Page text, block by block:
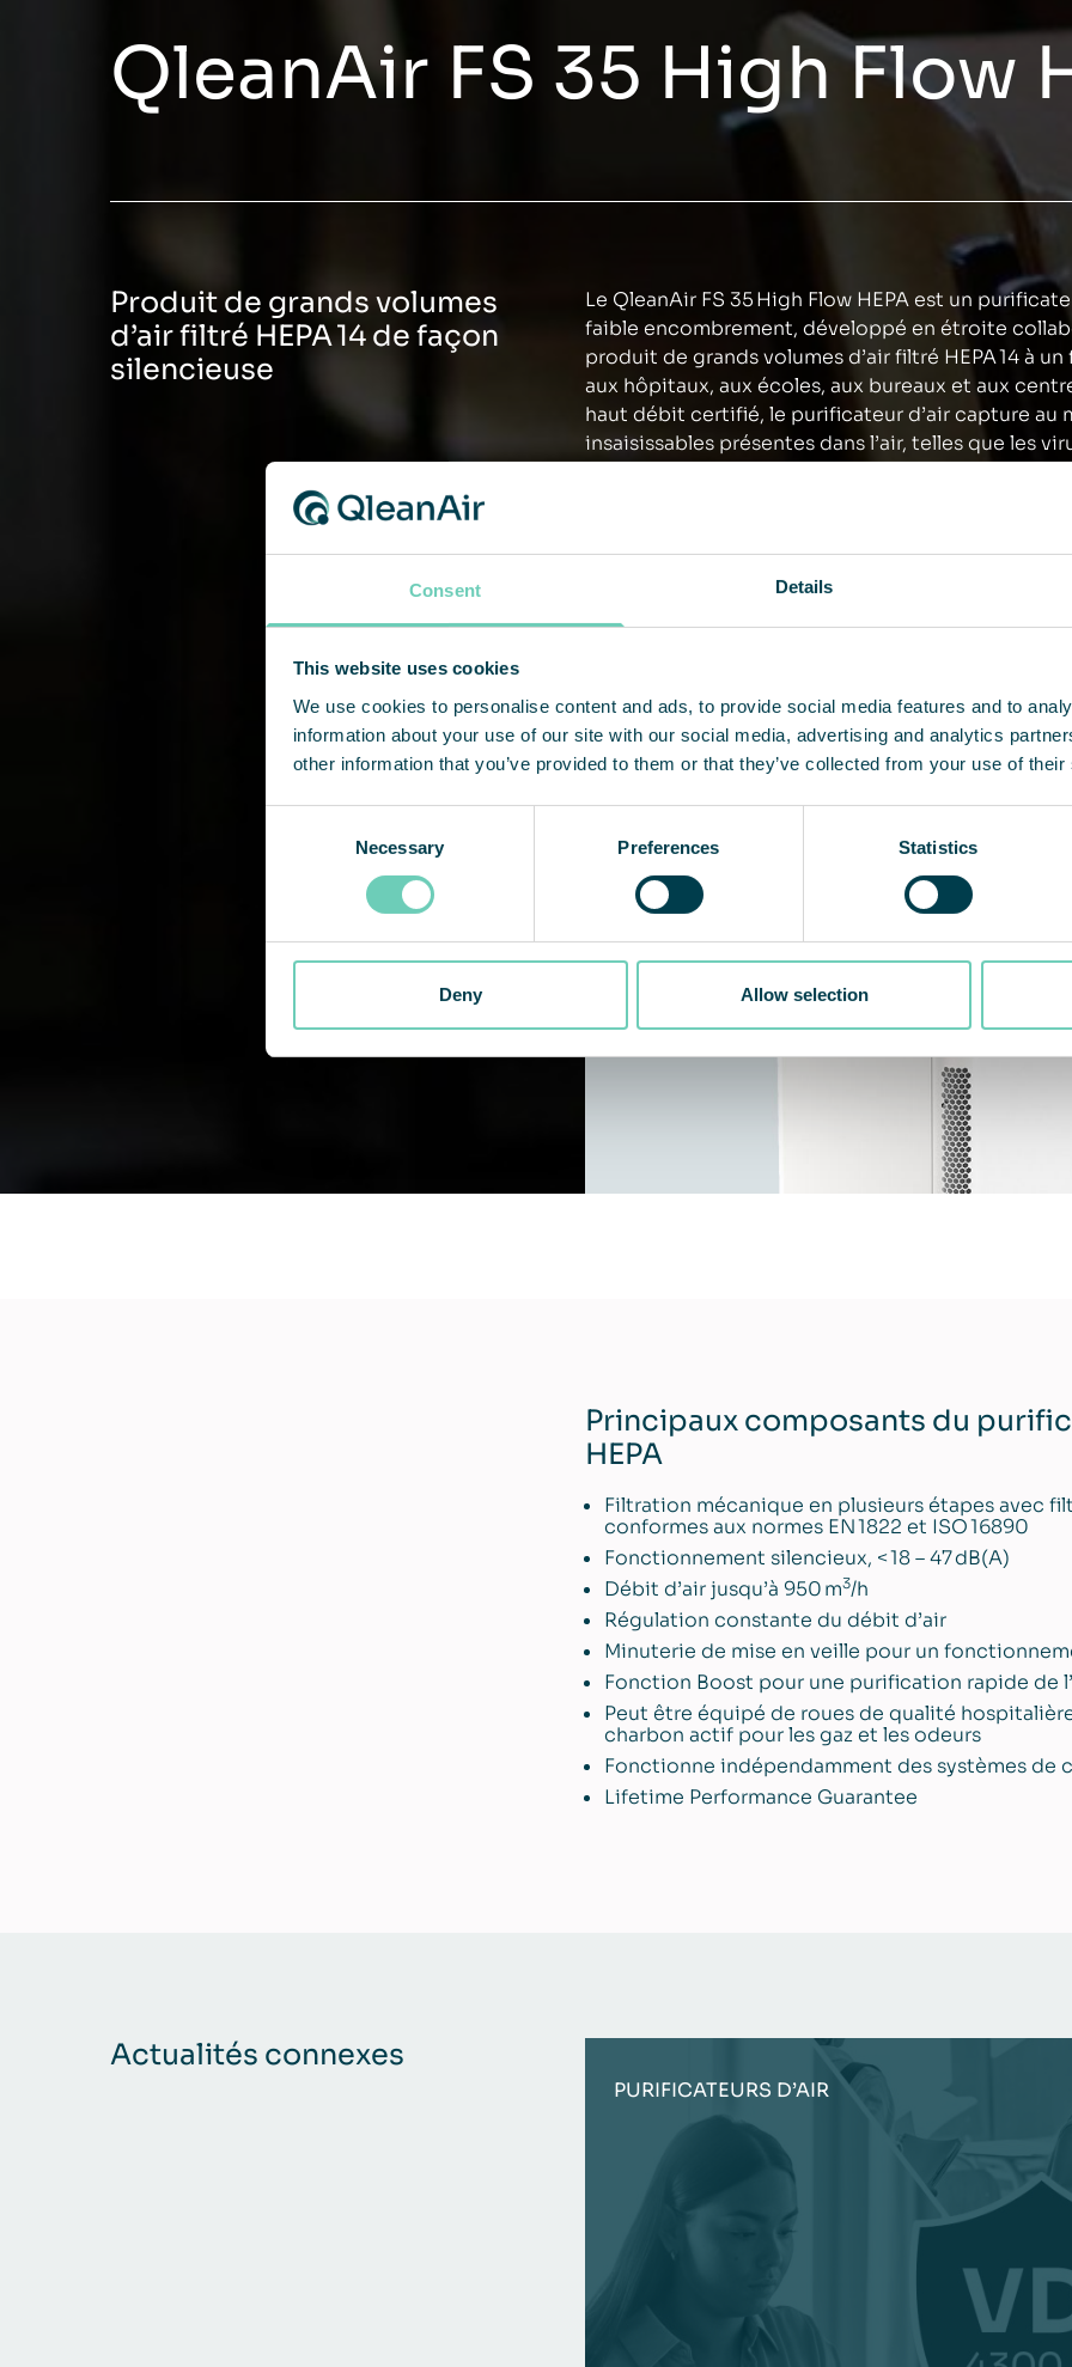
Consent Details
This website uses cookies
We use cookies to personalise content and ads, to provide social media features and to
information about your use of our site with our social media, advertising and analytics
other information that you’ve provided to them or that they’ve collected from your use of
Necessary Preferences Statistics
Deny Allow selection
QleanAir FS 35 High Flow
Produit de grands volumes
d’air filtré HEPA 14 de façon
silencieuse
Le QleanAir FS 35 High Flow HEPA est un
faible encombrement, développé en étroite
produit de grands volumes d’air filtré HEPA 14 à
aux hôpitaux, aux écoles, aux bureaux et aux
haut débit certifié, le purificateur d’air capture au
insaisissables présentes dans l’air, telles que les
EE 4300-14 d’Association des Ingénieurs
Principaux composants du
HEPA
Filtration mécanique en plusieurs étapes avec
conformes aux normes EN 1822 et ISO 16890
Fonctionnement silencieux, < 18 – 47 dB(A)
Débit d’air jusqu’à 950 m3/h
Régulation constante du débit d’air
Minuterie de mise en veille pour un
Fonction Boost pour une purification rapide de
Peut être équipé de roues de qualité
charbon actif pour les gaz et les odeurs
Fonctionne indépendamment des systèmes
Lifetime Performance Guarantee
Actualités connexes
PURIFICATEURS D’AIR